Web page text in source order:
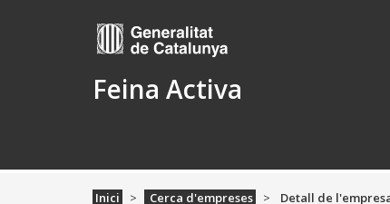
Feina Activa
Inici Cerca d'empreses Detall de